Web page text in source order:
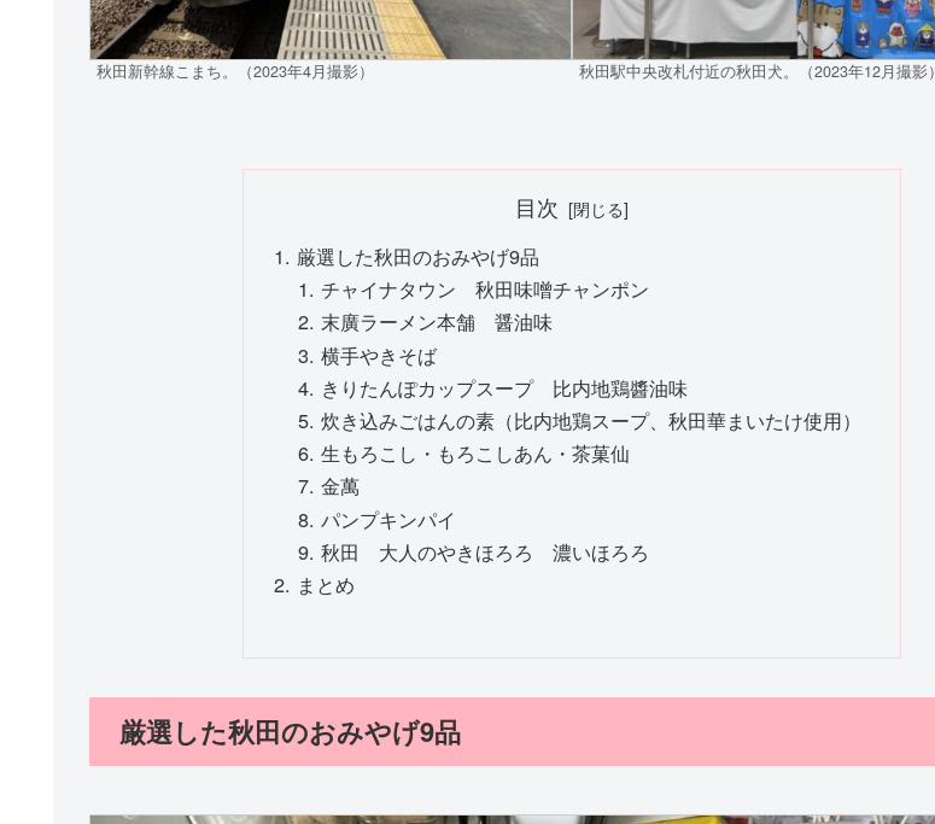
秋田新幹線こまち。（2023年4月撮影） 秋田駅中央改札付近の秋田犬。（2023年12月撮影）
目次
厳選した秋田のおみやげ9品
チャイナタウン 秋田味噌チャンポン
末廣ラーメン本舗 醤油味
横手やきそば
きりたんぽカップスープ 比内地鶏醬油味
炊き込みごはんの素（比内地鶏スープ、秋田華まいたけ使用）
生もろこし・もろこしあん・茶菓仙
金萬
パンプキンパイ
秋田 大人のやきほろろ 濃いほろろ
まとめ
厳選した秋田のおみやげ9品